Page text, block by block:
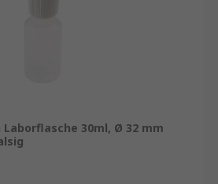
Laborflasche 30ml, Ø 32 mm